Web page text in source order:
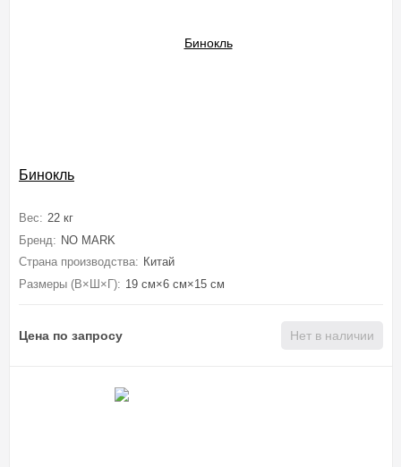
Бинокль
Вес: 22 кг
Бренд: NO MARK
Страна производства: Китай
Размеры (В×Ш×Г): 19 см×6 см×15 см
Цена по запросу Нет в наличии